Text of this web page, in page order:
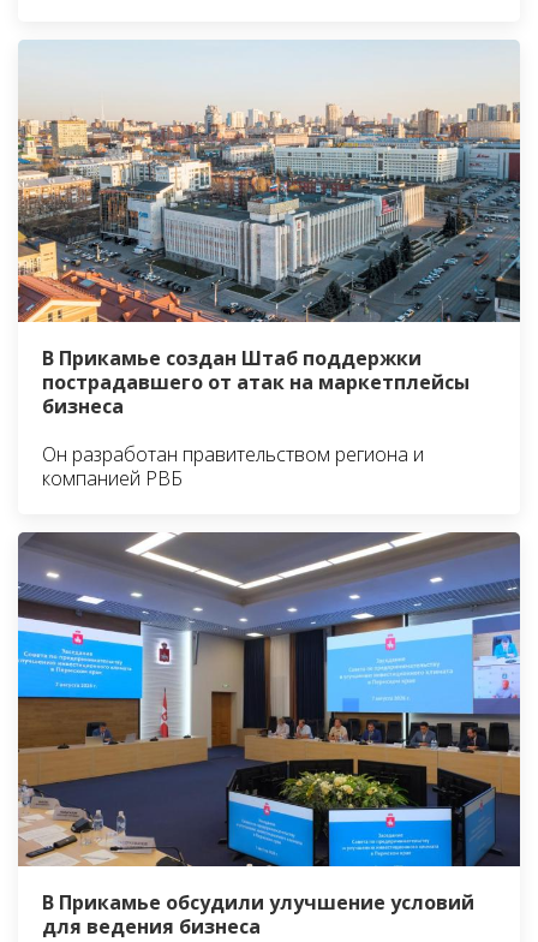
В Прикамье создан Штаб поддержки
пострадавшего от атак на маркетплейсы
бизнеса
Он разработан правительством региона и
компанией РВБ
В Прикамье обсудили улучшение условий
для ведения бизнеса